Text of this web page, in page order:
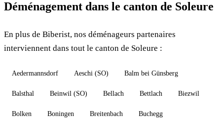
Déménagement dans le canton de Soleure
En plus de Biberist, nos déménageurs partenaires
interviennent dans tout le canton de Soleure :
Aedermannsdorf Aeschi (SO) Balm bei Günsberg
Balsthal Beinwil (SO) Bellach Bettlach Biezwil
Bolken Boningen Breitenbach Buchegg